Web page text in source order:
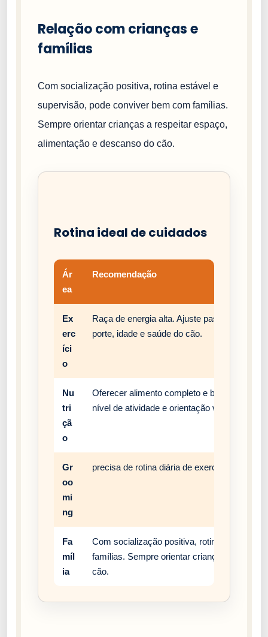
Relação com crianças e
famílias
Com socialização positiva, rotina estável e
supervisão, pode conviver bem com famílias.
Sempre orientar crianças a respeitar espaço,
alimentação e descanso do cão.
Rotina ideal de cuidados
Ár
ea
Recomendação
Ex
erc
íci
o
Raça de energia alta. Ajuste passeios,
porte, idade e saúde do cão.
Nu
tri
çã
o
Oferecer alimento completo e balanceado,
nível de atividade e orientação veterinária.
Gr
oo
mi
ng
precisa de rotina diária de exercício,
Fa
míl
ia
Com socialização positiva, rotina estável e
famílias. Sempre orientar crianças a
cão.